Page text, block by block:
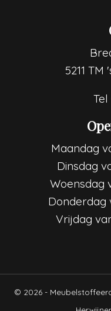
5211
Tel
Maandag
Dinsdag
Woensdag
Donderdag
Vrijdag
© 2026 -